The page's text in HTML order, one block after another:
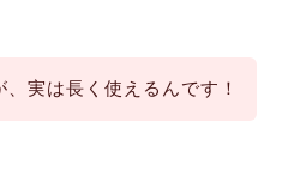
実は長く使えるんです！